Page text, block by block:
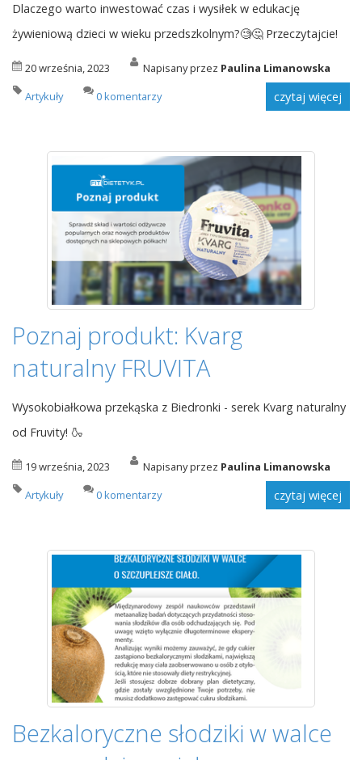
Dlaczego warto inwestować czas i wysiłek w edukację
żywieniową dzieci w wieku przedszkolnym?🧐🤔 Przeczytajcie!
20 września, 2023 Napisany przez Paulina Limanowska
Artykuły
0 komentarzy czytaj więcej
Poznaj produkt: Kvarg
naturalny FRUVITA
Wysokobiałkowa przekąska z Biedronki - serek Kvarg naturalny
od Fruvity! 🍶
19 września, 2023 Napisany przez Paulina Limanowska
Artykuły
0 komentarzy czytaj więcej
Bezkaloryczne słodziki w walce